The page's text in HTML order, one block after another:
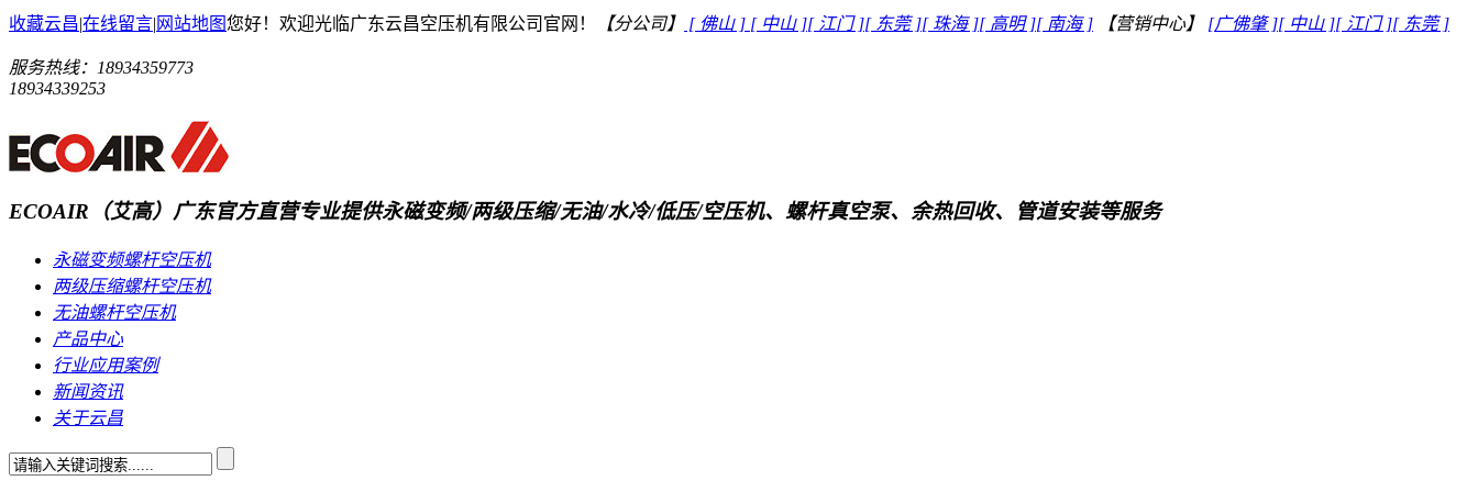
收藏云昌|在线留言| 网站地图您好！欢迎光临广东云昌空压机有限公司官网！ 【分公司】 [ 佛山 ] [ 中山 ][ 江门 ][ 东莞 ][ 珠海 ][ 高明 ][ 南海 ] 【营销中心】 [广佛肇 ][ 中山 ][ 江门 ][ 东莞 ]
服务热线： 18934359773
18934339253
ECOAIR（艾高）广东官方直营专业提供永磁变频/两级压缩/无油/水冷/低压/空压机、螺杆真空泵、余热回收、管道安装等服务
永磁变频螺杆空压机
两级压缩螺杆空压机
无油螺杆空压机
产品中心
行业应用案例
新闻资讯
关于云昌